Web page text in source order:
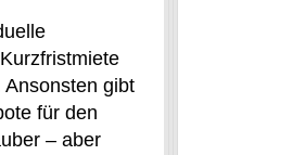
gibt
für den
– aber